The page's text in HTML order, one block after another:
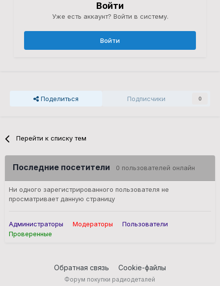
Войти
Уже есть аккаунт? Войти в систему.
Войти
Поделиться Подписчики 0
Перейти к списку тем
Последние посетители 0 пользователей онлайн
Ни одного зарегистрированного пользователя не
просматривает данную страницу
Администраторы Модераторы
Пользователи
Проверенные
Обратная связь Cookie-файлы
Форум покупки радиодеталей